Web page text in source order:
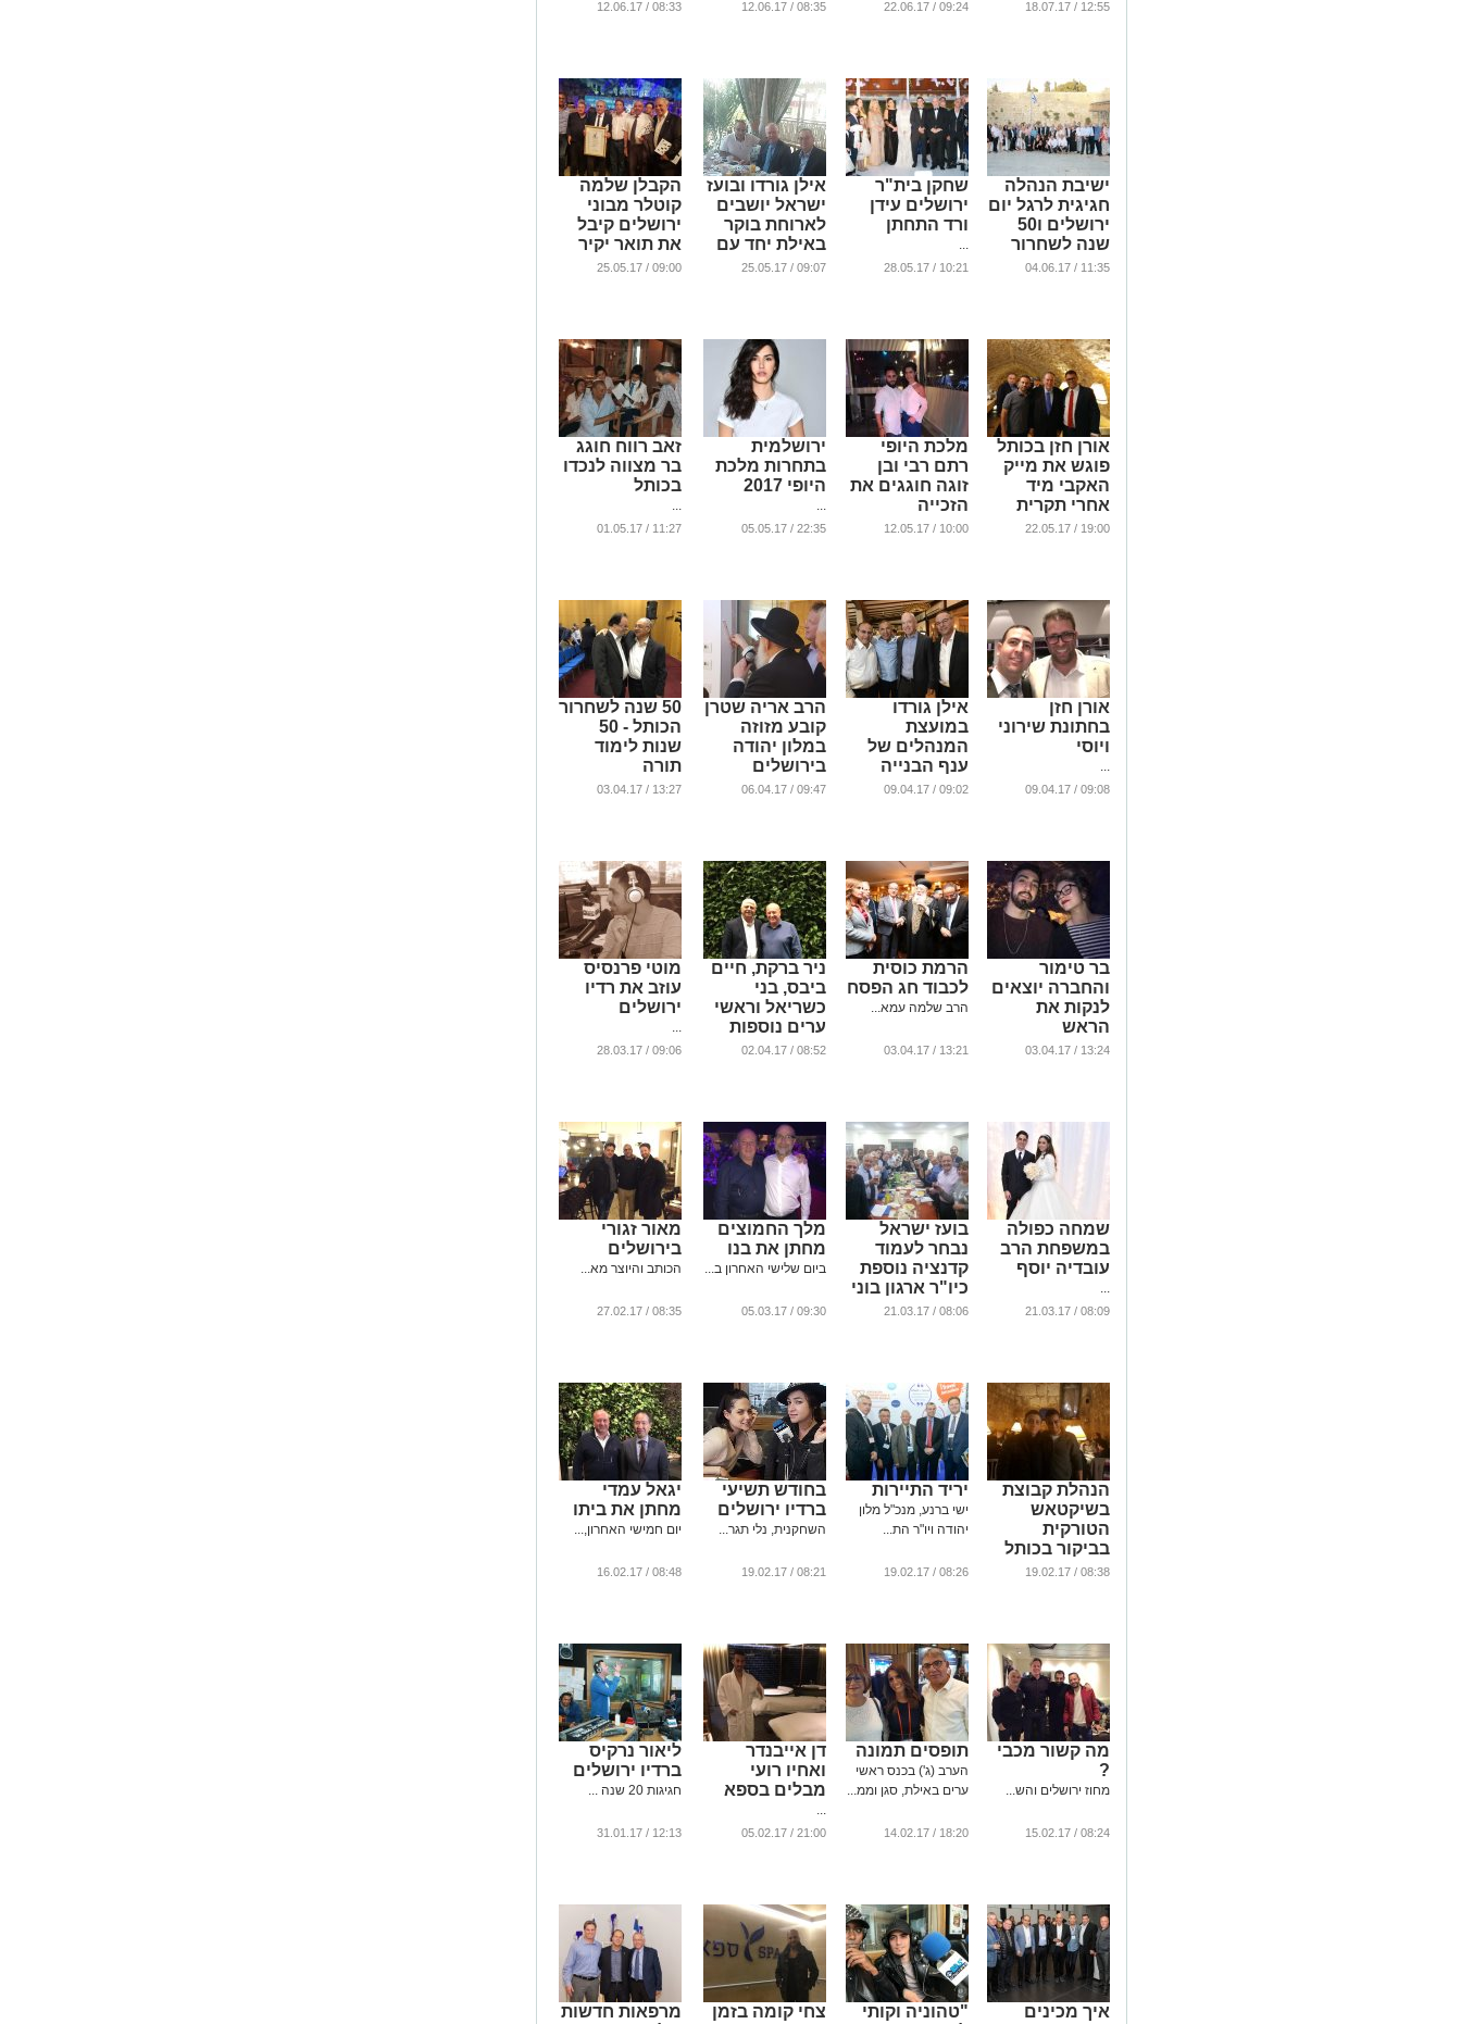
12:55 / 18.07.17
09:24 / 22.06.17
08:35 / 12.06.17
...
08:33 / 12.06.17
ישיבת הנהלה
חגיגית לרגל יום
ירושלים ו50
שנה לשחרור
ירושלים
11:35 / 04.06.17
שחקן בית"ר
ירושלים עידן
ורד התחתן
...
10:21 / 28.05.17
אילן גורדו ובועז
ישראל יושבים
לארוחת בוקר
באילת יחד עם
השר גלנט
09:07 / 25.05.17
הקבלן שלמה
קוטלר מבוני
ירושלים קיבל
את תואר יקיר
ירושלים
09:00 / 25.05.17
אורן חזן בכותל
פוגש את מייק
האקבי מיד
אחרי תקרית
הסלפי
19:00 / 22.05.17
מלכת היופי
רתם רבי ובן
זוגה חוגגים את
הזכייה
...
10:00 / 12.05.17
ירושלמית
בתחרות מלכת
היופי 2017
...
22:35 / 05.05.17
זאב רווח חוגג
בר מצווה לנכדו
בכותל
...
11:27 / 01.05.17
אורן חזן
בחתונת שירוני
ויוסי
...
09:08 / 09.04.17
אילן גורדו
במועצת
המנהלים של
ענף הבנייה
...
09:02 / 09.04.17
הרב אריה שטרן
קובע מזוזה
במלון יהודה
בירושלים
...
09:47 / 06.04.17
50 שנה לשחרור
הכותל - 50
שנות לימוד
תורה
...
13:27 / 03.04.17
בר טימור
והחברה יוצאים
לנקות את
הראש
...
13:24 / 03.04.17
הרמת כוסית
לכבוד חג הפסח
הרב שלמה עמא...
13:21 / 03.04.17
ניר ברקת, חיים
ביבס, בני
כשריאל וראשי
ערים נוספות
בהרמת הכוסית
המקומי
...
08:52 / 02.04.17
מוטי פרנסיס
עוזב את רדיו
ירושלים
...
09:06 / 28.03.17
שמחה כפולה
במשפחת הרב
עובדיה יוסף
...
08:09 / 21.03.17
בועז ישראל
נבחר לעמוד
קדנציה נוספת
כיו"ר ארגון בוני
ירושלים
08:06 / 21.03.17
מלך החמוצים
מחתן את בנו
ביום שלישי האחרון ב...
09:30 / 05.03.17
מאור זגורי
בירושלים
הכותב והיוצר מא...
08:35 / 27.02.17
הנהלת קבוצת
בשיקטאש
הטורקית
בביקור בכותל
המערבי
08:38 / 19.02.17
יריד התיירות
ישי ברנע, מנכ"ל מלון
יהודה ויו"ר הת...
08:26 / 19.02.17
בחודש תשיעי
ברדיו ירושלים
השחקנית, נלי תגר...
08:21 / 19.02.17
יגאל עמדי
מחתן את ביתו
יום חמישי האחרון,...
08:48 / 16.02.17
מה קשור מכבי
?
מחוז ירושלים והש...
08:24 / 15.02.17
תופסים תמונה
הערב (ג') בכנס ראשי
ערים באילת, סגן וממ...
18:20 / 14.02.17
דן אייבנדר
ואחיו רועי
מבלים בספא
...
21:00 / 05.02.17
ליאור נרקיס
ברדיו ירושלים
חגיגות 20 שנה ...
12:13 / 31.01.17
איך מכינים
"טהוניה וקותי
צחי קומה בזמן
מרפאות חדשות